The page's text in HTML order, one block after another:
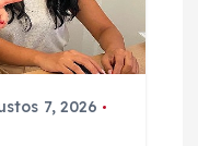
7, 2026